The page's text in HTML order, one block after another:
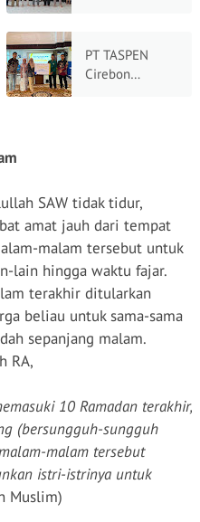
Mewujudkan
Generasi Qurani
PT TASPEN
Cirebon
SAW tidak tidur,
amat jauh dari tempat
malam tersebut untuk
lain hingga waktu fajar.
terakhir ditularkan
beliau untuk sama-sama
sepanjang malam.
RA,
10 Ramadan terakhir,
(bersungguh-sungguh
malam tersebut
istri-istrinya untuk
Muslim)